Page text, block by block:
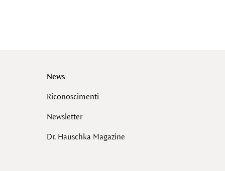
News
Riconoscimenti
Newsletter
Dr. Hauschka Magazine